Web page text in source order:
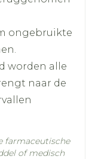
(15°C -
ongebruikte
worden alle
naar de
farmaceutische
of medisch